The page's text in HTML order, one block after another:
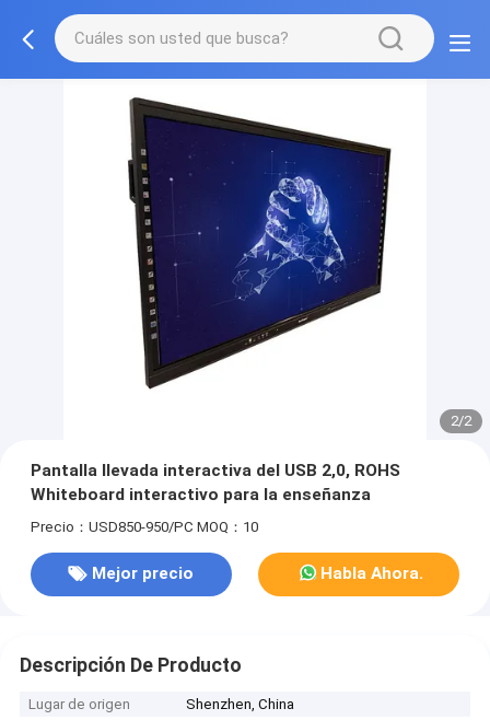
2/2
Pantalla llevada interactiva del USB 2,0, ROHS
Whiteboard interactivo para la enseñanza
Precio：USD850-950/PC MOQ：10
Mejor precio Habla Ahora.
Descripción De Producto
Lugar de origen
Shenzhen, China